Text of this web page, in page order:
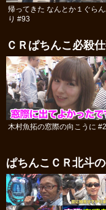
帰ってきた なんとか１ぐら
り #93
ＣＲぱちんこ必殺
木村魚拓の窓際の向こうに
ぱちんこＣＲ北斗